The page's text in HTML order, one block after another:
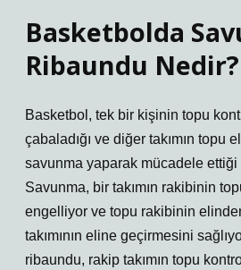
Basketbolda
Ribaundu Nedir?
Basketbol, tek bir kişinin topu
çabaladığı ve diğer takımın topu
savunma yaparak mücadele ettiği
Savunma, bir takımın rakibinin
engelliyor ve topu rakibinin
takımının eline geçirmesini
ribaundu, rakip takımın topu